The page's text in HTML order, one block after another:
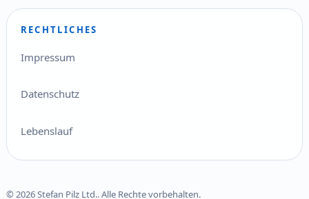
RECHTLICHES
Impressum
Datenschutz
Lebenslauf
© 2026 Stefan Pilz Ltd.. Alle Rechte vorbehalten.